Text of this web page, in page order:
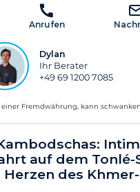
auf dem Tonlé-
des
Anrufen
Dylan
Ihr Berater
+49 69 1200 7085
Fremdwährung, kann schwanken.